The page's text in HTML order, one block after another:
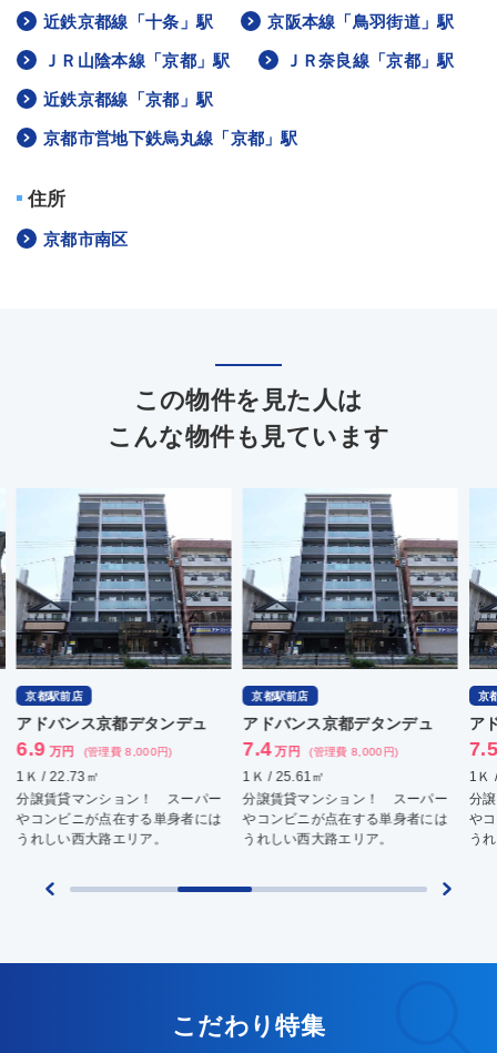
近鉄京都線「十条」駅 京阪本線「鳥羽街道」駅
ＪＲ山陰本線「京都」駅 ＪＲ奈良線「京都」駅
近鉄京都線「京都」駅
京都市営地下鉄烏丸線「京都」駅
住所
京都市南区
この物件を見た人は
こんな物件も見ています
京都駅前店
アドバンス京都デタンデュ
7.4 万円 (管理費 8,000円)
1Ｋ / 25.61㎡
分譲賃貸マンション！ スーパー
やコンビニが点在する単身者には
うれしい西大路エリア。
京都駅前店
アドバンス京都デタンデュ
7.5 万円 (管理費 8,000円)
1Ｋ / 26.36㎡
分譲賃貸マンション！ スーパー
やコンビニが点在する単身者には
うれしい西大路エリア。
京
ア
1
分
や
う
こだわり特集